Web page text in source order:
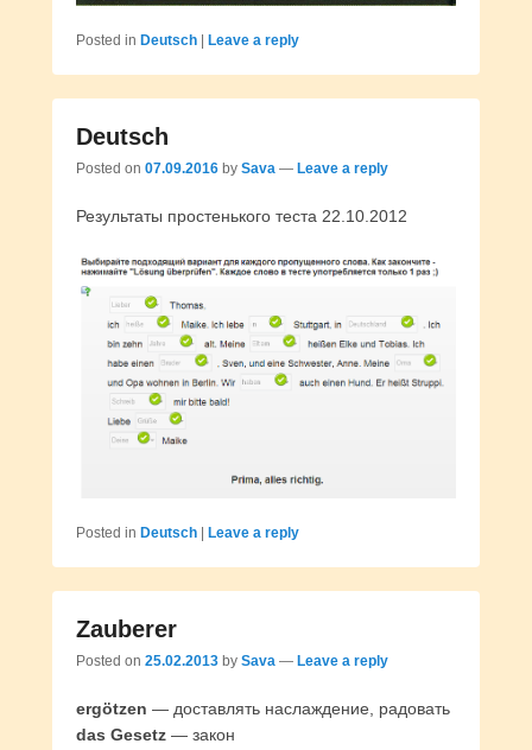
Posted in Deutsch | Leave a reply
Deutsch
Posted on 07.09.2016 by Sava — Leave a reply
Результаты простенького теста 22.10.2012
Posted in Deutsch Leave a reply
Zauberer
Posted on 25.02.2013 by Sava — Leave a reply
ergötzen — доставлять наслаждение, радовать
das Gesetz — закон